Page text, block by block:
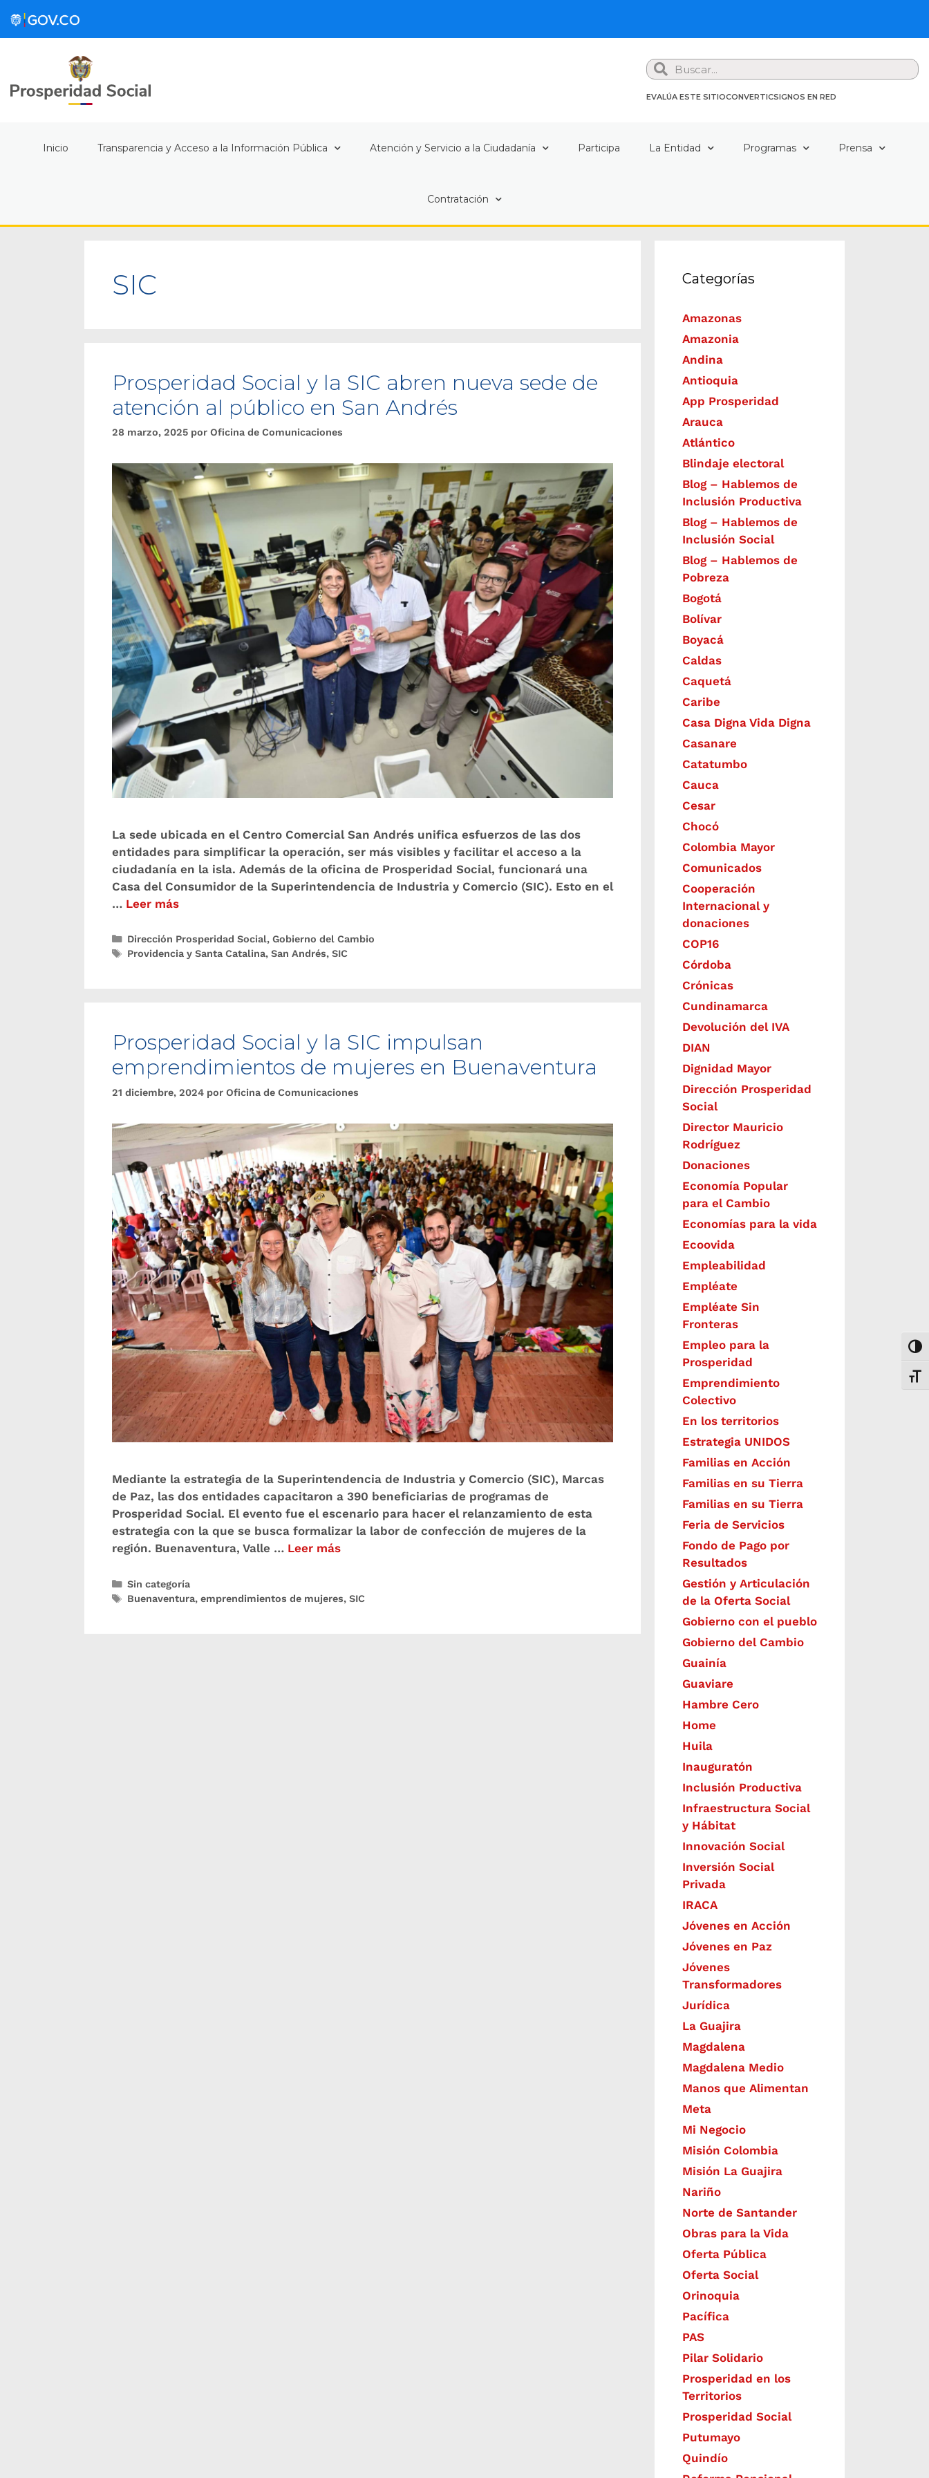
Search
EVALÚA ESTE SITIOCONVERTICSIGNOS EN RED
Inicio Transparencia y Acceso a la Información Pública Atención y Servicio a la Ciudadanía Participa La Entidad Programas Prensa
Contratación
SIC
Prosperidad Social y la SIC abren nueva sede de
atención al público en San Andrés
28 marzo, 2025 por Oficina de Comunicaciones
La sede ubicada en el Centro Comercial San Andrés unifica esfuerzos de las dos
entidades para simplificar la operación, ser más visibles y facilitar el acceso a la
ciudadanía en la isla. Además de la oficina de Prosperidad Social, funcionará una
Casa del Consumidor de la Superintendencia de Industria y Comercio (SIC). Esto en el
… Leer más
Dirección Prosperidad Social, Gobierno del Cambio
Providencia y Santa Catalina, San Andrés, SIC
Prosperidad Social y la SIC impulsan
emprendimientos de mujeres en Buenaventura
21 diciembre, 2024 por Oficina de Comunicaciones
Mediante la estrategia de la Superintendencia de Industria y Comercio (SIC), Marcas
de Paz, las dos entidades capacitaron a 390 beneficiarias de programas de
Prosperidad Social. El evento fue el escenario para hacer el relanzamiento de esta
estrategia con la que se busca formalizar la labor de confección de mujeres de la
región. Buenaventura, Valle … Leer más
Sin categoría
Buenaventura, emprendimientos de mujeres, SIC
Categorías
Amazonas
Amazonia
Andina
Antioquia
App Prosperidad
Arauca
Atlántico
Blindaje electoral
Blog – Hablemos de
Inclusión Productiva
Blog – Hablemos de
Inclusión Social
Blog – Hablemos de
Pobreza
Bogotá
Bolívar
Boyacá
Caldas
Caquetá
Caribe
Casa Digna Vida Digna
Casanare
Catatumbo
Cauca
Cesar
Chocó
Colombia Mayor
Comunicados
Cooperación
Internacional y
donaciones
COP16
Córdoba
Crónicas
Cundinamarca
Devolución del IVA
DIAN
Dignidad Mayor
Dirección Prosperidad
Social
Director Mauricio
Rodríguez
Donaciones
Economía Popular
para el Cambio
Economías para la vida
Ecoovida
Empleabilidad
Empléate
Empléate Sin
Fronteras
Empleo para la
Prosperidad
Emprendimiento
Colectivo
En los territorios
Estrategia UNIDOS
Familias en Acción
Familias en su Tierra
Familias en su Tierra
Feria de Servicios
Fondo de Pago por
Resultados
Gestión y Articulación
de la Oferta Social
Gobierno con el pueblo
Gobierno del Cambio
Guainía
Guaviare
Hambre Cero
Home
Huila
Inauguratón
Inclusión Productiva
Infraestructura Social
y Hábitat
​Innovación Social
Inversión Social
Privada
IRACA
Jóvenes en Acción
Jóvenes en Paz
Jóvenes
Transformadores
Jurídica
La Guajira
Magdalena
Magdalena Medio
Manos que Alimentan
Meta
Mi Negocio
Misión Colombia
Misión La Guajira
Nariño
Norte de Santander
Obras para la Vida
Oferta Pública
Oferta Social​​
Orinoquia
Pacífica
PAS
Pilar Solidario
Prosperidad en los
Territorios
Prosperidad Social
Putumayo
Quindío